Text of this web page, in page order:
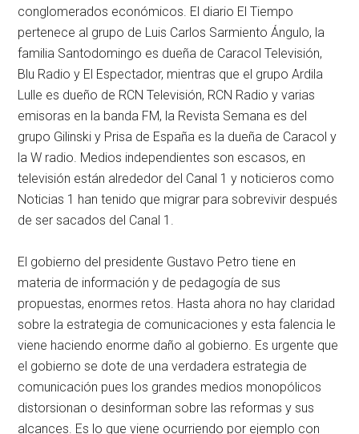
conglomerados económicos. El diario El Tiempo
pertenece al grupo de Luis Carlos Sarmiento Ángulo, la
familia Santodomingo es dueña de Caracol Televisión,
Blu Radio y El Espectador, mientras que el grupo Ardila
Lulle es dueño de RCN Televisión, RCN Radio y varias
emisoras en la banda FM, la Revista Semana es del
grupo Gilinski y Prisa de España es la dueña de Caracol y
la W radio. Medios independientes son escasos, en
televisión están alrededor del Canal 1 y noticieros como
Noticias 1 han tenido que migrar para sobrevivir después
de ser sacados del Canal 1.
El gobierno del presidente Gustavo Petro tiene en
materia de información y de pedagogía de sus
propuestas, enormes retos. Hasta ahora no hay claridad
sobre la estrategia de comunicaciones y esta falencia le
viene haciendo enorme daño al gobierno. Es urgente que
el gobierno se dote de una verdadera estrategia de
comunicación pues los grandes medios monopólicos
distorsionan o desinforman sobre las reformas y sus
alcances. Es lo que viene ocurriendo por ejemplo con